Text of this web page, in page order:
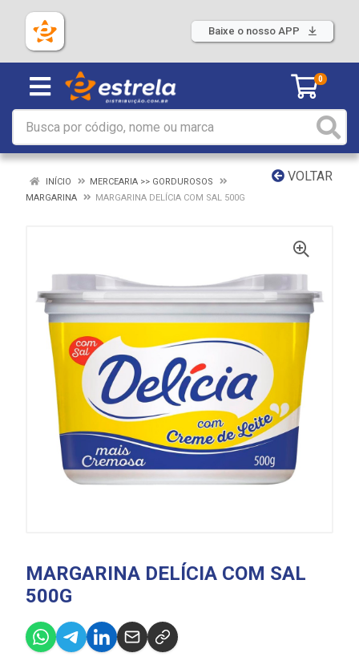
Baixe o nosso APP
0
VOLTAR
INÍCIO
MERCEARIA >> GORDUROSOS
MARGARINA
MARGARINA DELÍCIA COM SAL 500G
MARGARINA DELÍCIA COM SAL
500G